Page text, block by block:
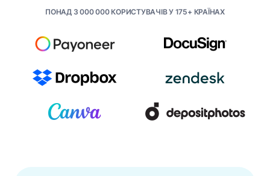
ПОНАД 3 000 000 КОРИСТУВАЧІВ У 175+ КРАЇНАХ